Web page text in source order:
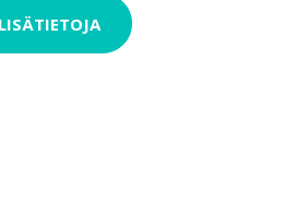
LISÄTIETOJA